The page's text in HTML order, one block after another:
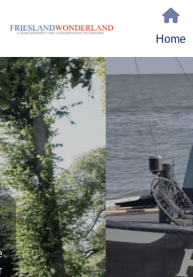
Home
Laaksum is een
aan de
Stavoren.